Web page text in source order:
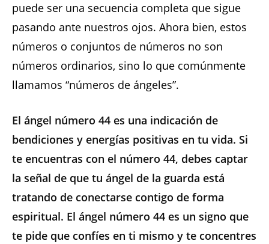
puede ser una secuencia completa que sigue
pasando ante nuestros ojos. Ahora bien, estos
números o conjuntos de números no son
números ordinarios, sino lo que comúnmente
llamamos “números de ángeles”.
El ángel número 44 es una indicación de
bendiciones y energías positivas en tu vida. Si
te encuentras con el número 44, debes captar
la señal de que tu ángel de la guarda está
tratando de conectarse contigo de forma
espiritual. El ángel número 44 es un signo que
te pide que confíes en ti mismo y te concentres